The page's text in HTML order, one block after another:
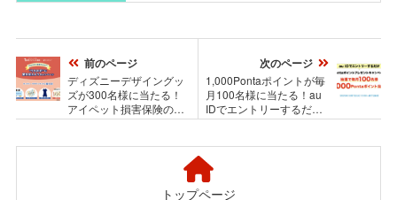
前のページ
ディズニーデザイングッ
ズが300名様に当たる！
アイペット損害保険のプ
レゼントキャンペーン
次のページ
1,000Pontaポイントが毎
月100名様に当たる！au
IDでエントリーするだけ
プレゼントキャンペーン
トップページ